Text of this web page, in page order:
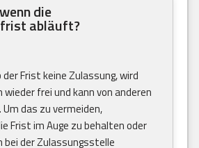
die
abläuft?
Frist keine Zulassung, wird
wieder frei und kann von anderen
das zu vermeiden,
Frist im Auge zu behalten oder
bei der Zulassungsstelle